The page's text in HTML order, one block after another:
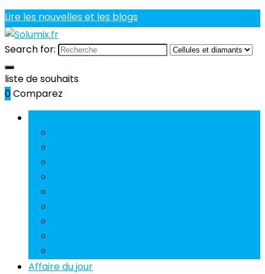
Lire les nouvelles et les blogs
Search for:
liste de souhaits
0Comparez
Affaire du jour